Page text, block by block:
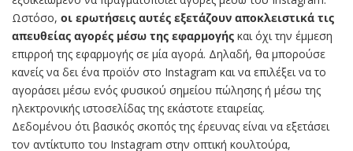
Ωστόσο, οι ερωτήσεις αυτές εξετάζουν αποκλειστικά τις
απευθείας αγορές μέσω της εφαρμογής και όχι την έμμεση
επιρροή της εφαρμογής σε μία αγορά. Δηλαδή, θα μπορούσε
κανείς να δει ένα προϊόν στο Instagram και να επιλέξει να το
αγοράσει μέσω ενός φυσικού σημείου πώλησης ή μέσω της
ηλεκτρονικής ιστοσελίδας της εκάστοτε εταιρείας.
Δεδομένου ότι βασικός σκοπός της έρευνας είναι να εξετάσει
τον αντίκτυπο του Instagram στην οπτική κουλτούρα,